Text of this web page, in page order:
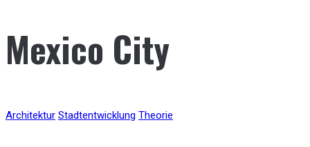
Mexico City
Architektur Stadtentwicklung Theorie